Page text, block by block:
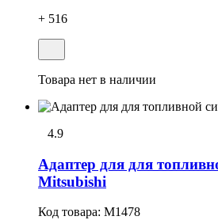
+ 516
Товара нет в наличии
4.9
Адаптер для для
Mitsubishi
Код товара: M1478